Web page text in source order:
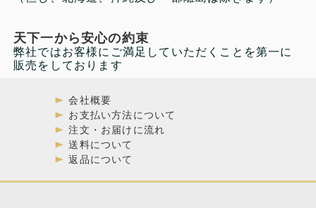
天下一から安心の約束
弊社ではお客様にご満足していただくことを第一に
販売をしております
会社概要
お支払い方法について
注文・お届けに流れ
送料について
返品について